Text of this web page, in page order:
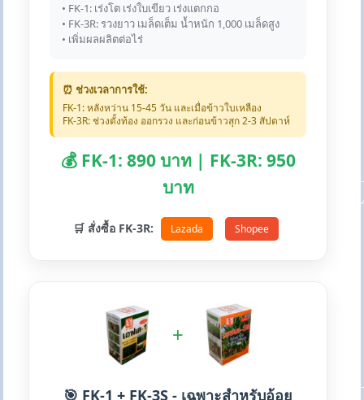
• FK-1: เร่งโต เร่งใบเขียว เร่งแตกกอ
• FK-3R: รวงยาว เมล็ดเต็ม น้ำหนัก 1,000 เมล็ดสูง
• เพิ่มผลผลิตต่อไร่
⏰ ช่วงเวลาการใช้:
FK-1: หลังหว่าน 15-45 วัน และเมื่อข้าวใบเหลือง
FK-3R: ช่วงตั้งท้อง ออกรวง และก่อนข้าวสุก 2-3 สัปดาห์
💰 FK-1: 890 บาท | FK-3R: 950
บาท
🛒 สั่งซื้อ FK-3R: Lazada Shopee
+
🎯 FK-1 + FK-3S - เฉพาะสำหรับอ้อย